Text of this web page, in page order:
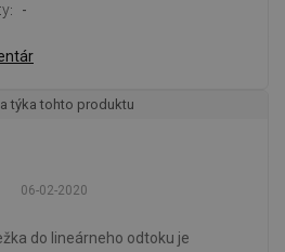
-
týka tohto produktu
06-02-2020
do lineárneho odtoku je